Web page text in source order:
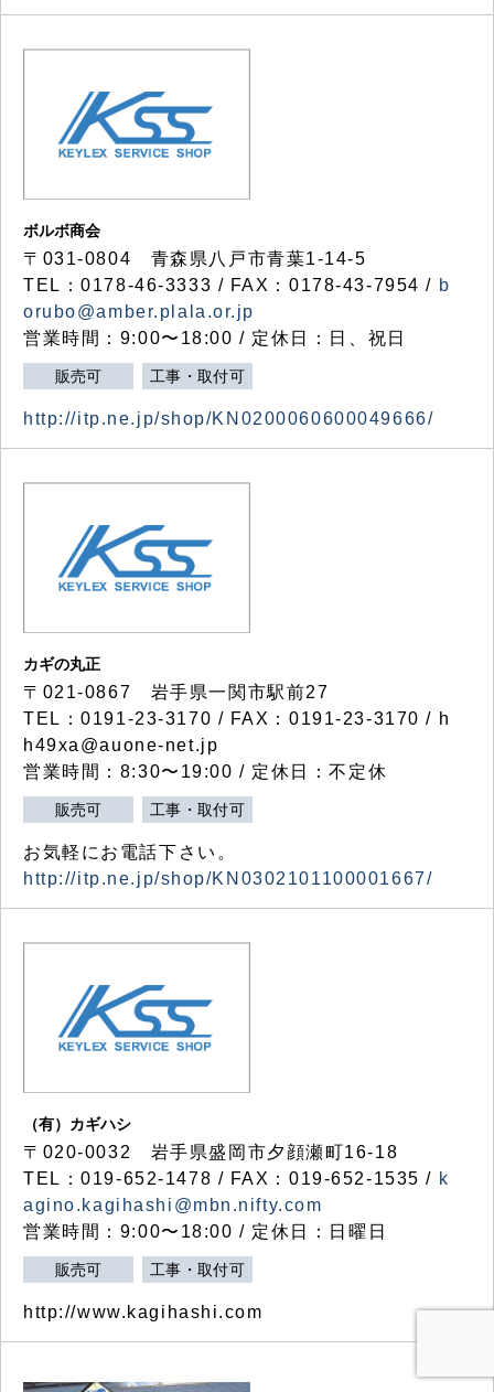
ボルボ商会
〒031-0804 青森県八戸市青葉1-14-5
TEL：0178-46-3333 / FAX：0178-43-7954 / b
orubo@amber.plala.or.jp
営業時間：9:00〜18:00 / 定休日：日、祝日
販売可 工事・取付可
http://itp.ne.jp/shop/KN0200060600049666/
カギの丸正
〒021-0867 岩手県一関市駅前27
TEL：0191-23-3170 / FAX：0191-23-3170 / h
h49xa@auone-net.jp
営業時間：8:30〜19:00 / 定休日：不定休
販売可 工事・取付可
お気軽にお電話下さい。
http://itp.ne.jp/shop/KN0302101100001667/
（有）カギハシ
〒020-0032 岩手県盛岡市夕顔瀬町16-18
TEL：019-652-1478 / FAX：019-652-1535 / k
agino.kagihashi@mbn.nifty.com
営業時間：9:00〜18:00 / 定休日：日曜日
販売可 工事・取付可
http://www.kagihashi.com